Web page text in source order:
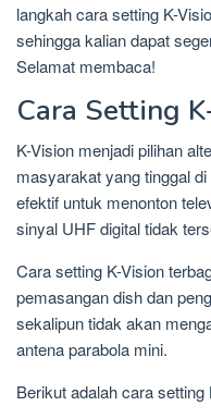
langkah cara setting K-
sehingga kalian dapat
Selamat membaca!
Cara Setting
K-Vision menjadi pilihan
masyarakat yang tinggal
efektif untuk menonton
sinyal UHF digital tidak
Cara setting K-Vision
pemasangan dish dan
sekalipun tidak akan
antena parabola mini.
Berikut adalah cara setting